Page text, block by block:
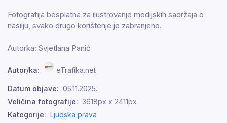
Fotografija besplatna za ilustrovanje medijskih sadržaja o
nasilju, svako drugo korištenje je zabranjeno.
Autorka: Svjetlana Panić
Autor/ka: eTrafika.net
Datum objave: 05.11.2025.
Veličina fotografije: 3618px x 2411px
Kategorije: Ljudska prava